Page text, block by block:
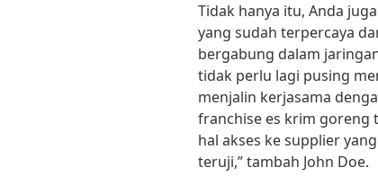
Tidak hanya itu, Anda
yang sudah terpercaya
bergabung dalam
tidak perlu lagi pusing
menjalin kerjasama
franchise es krim goreng
hal akses ke supplier
teruji,” tambah John Doe.